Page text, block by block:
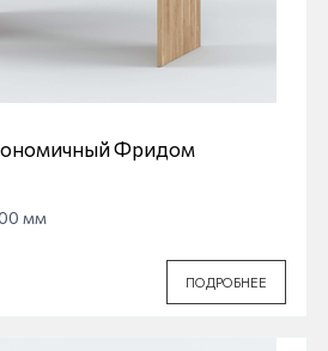
Фридом
мм
ПОДРОБНЕЕ